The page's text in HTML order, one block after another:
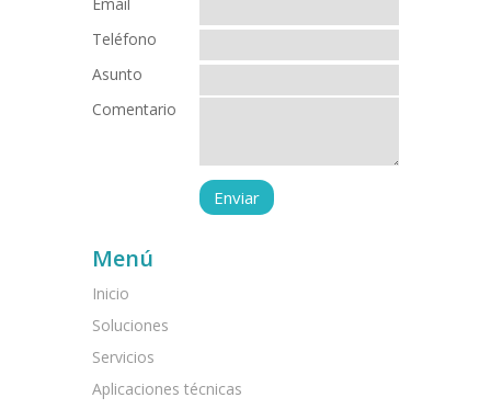
Teléfono
Asunto
Comentario
Menú
Inicio
Soluciones
Servicios
Aplicaciones técnicas